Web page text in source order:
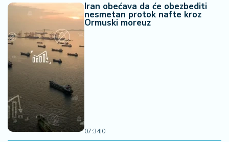
Iran obećava da će obezbediti
nesmetan protok nafte kroz
Ormuski moreuz
07:34|0